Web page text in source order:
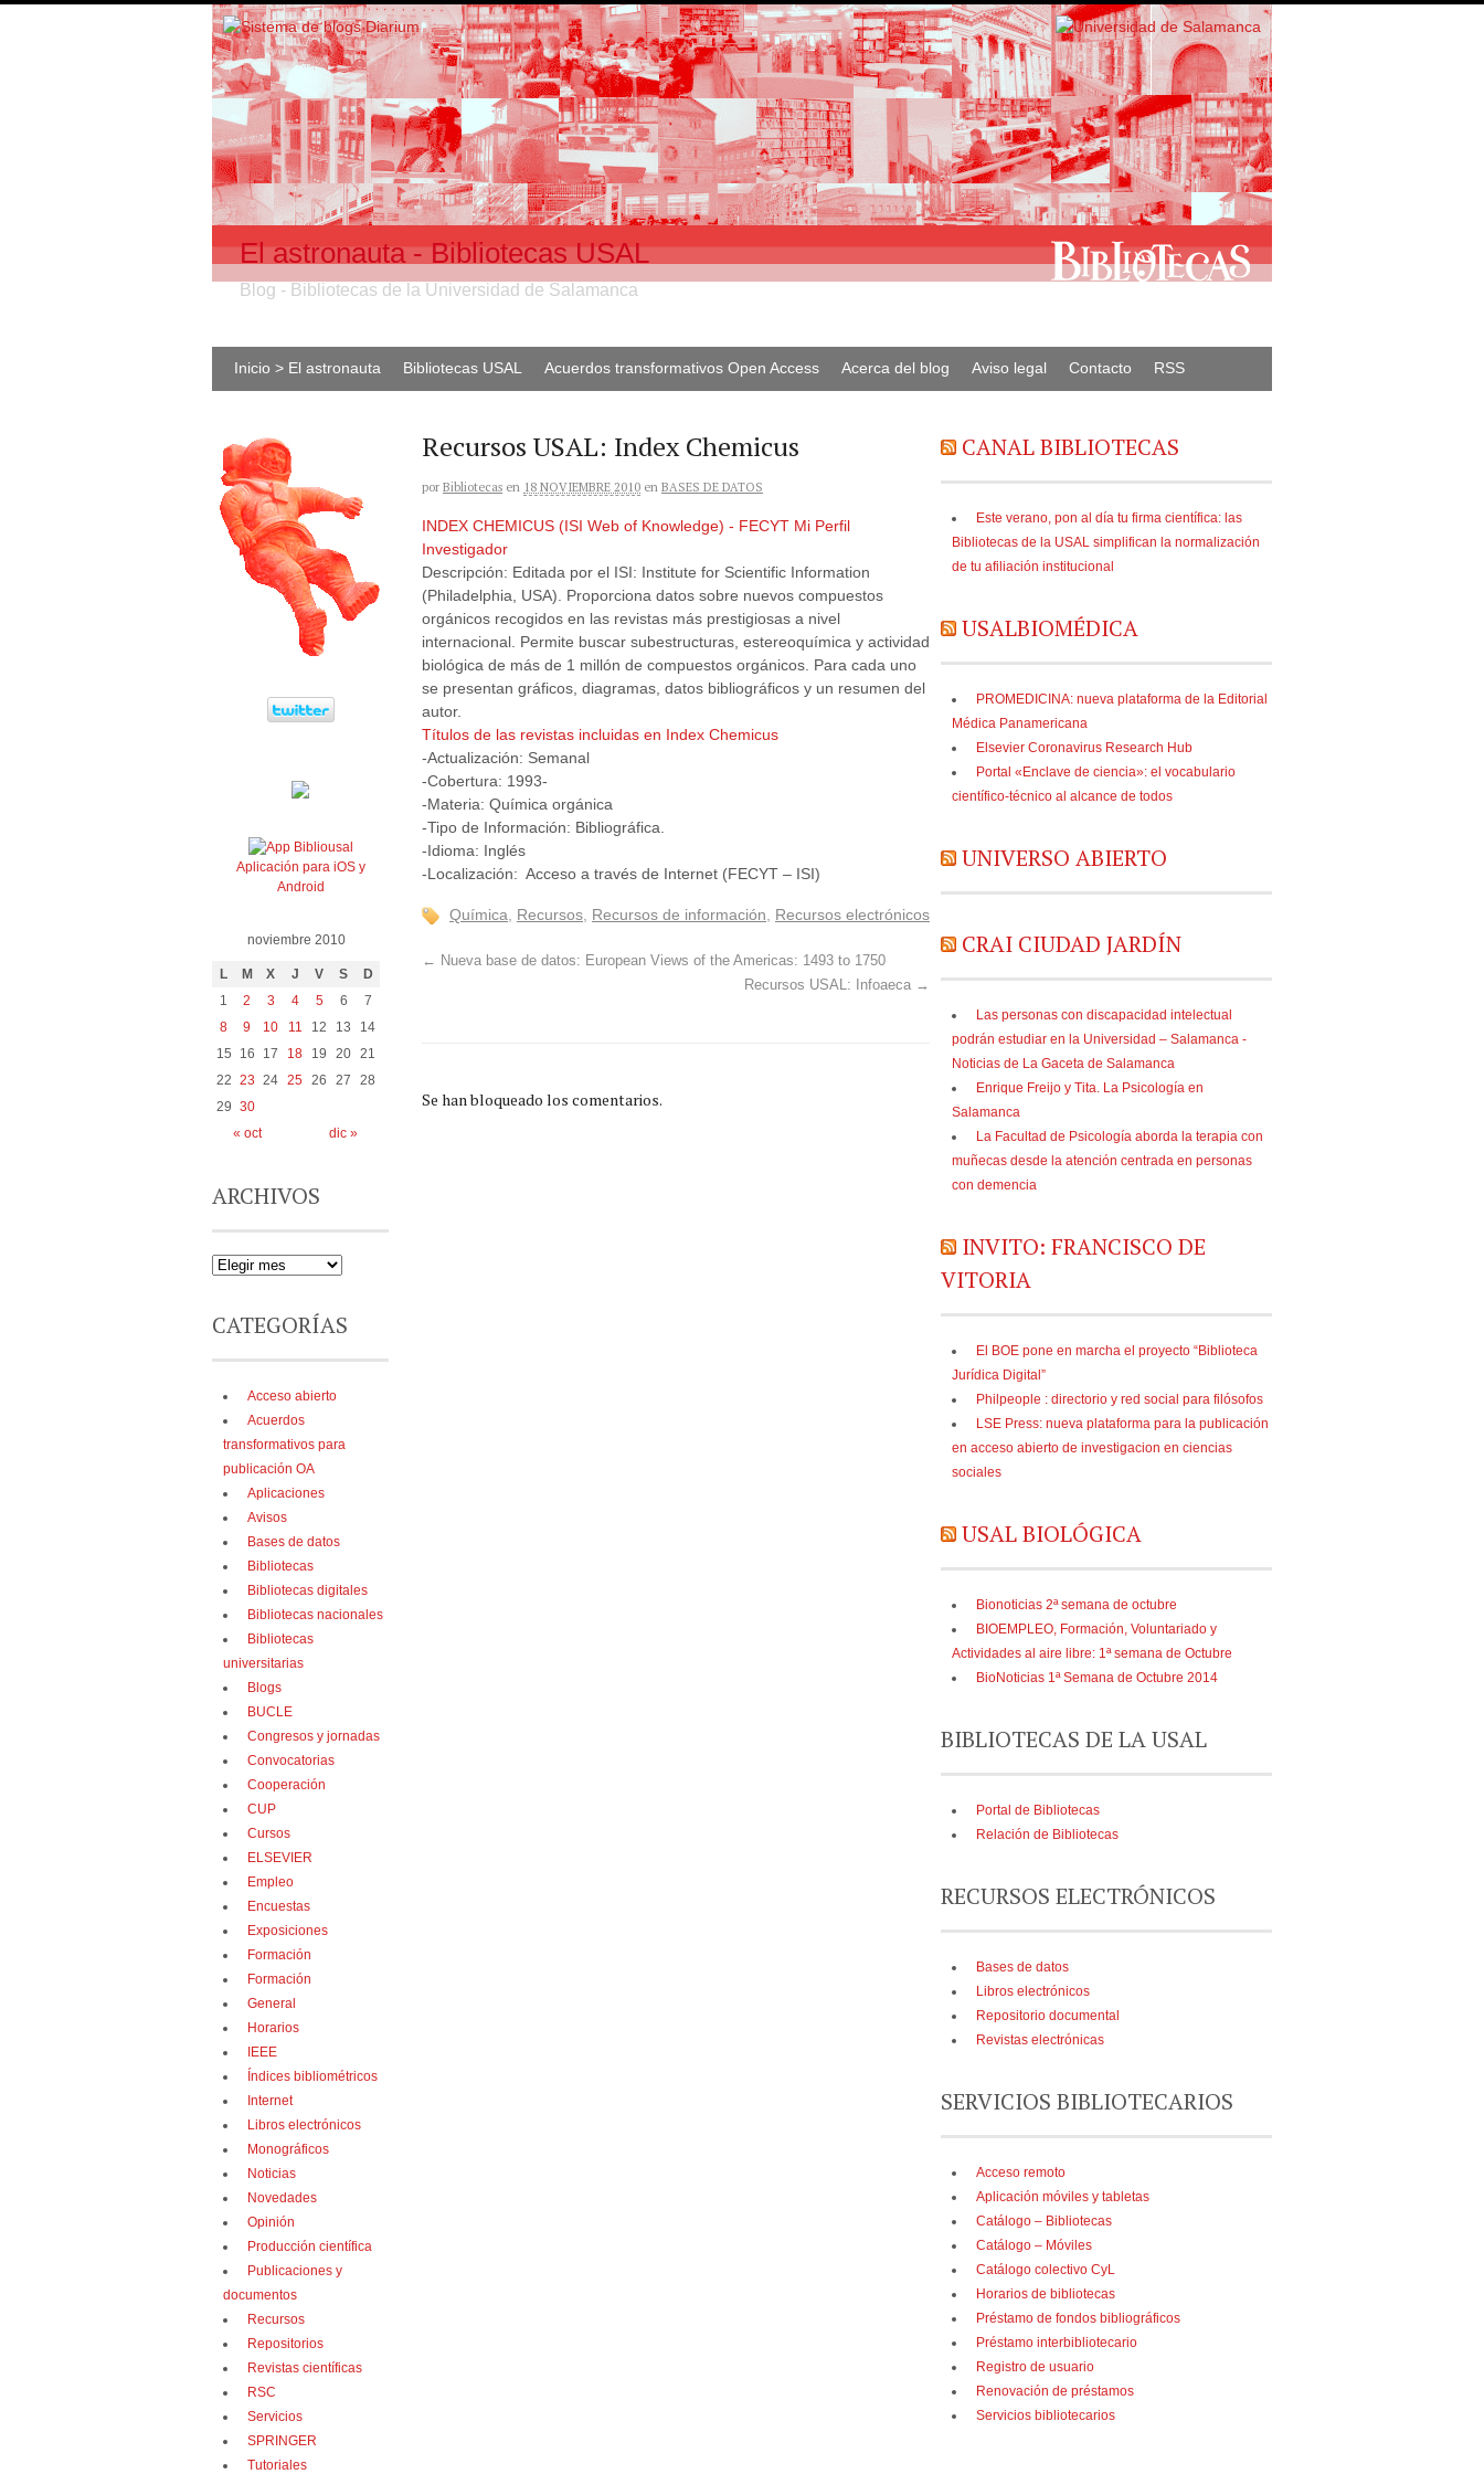
El astronauta - Bibliotecas USAL
Blog - Bibliotecas de la Universidad de Salamanca
Inicio > El astronauta Bibliotecas USAL Acuerdos transformativos Open Access Acerca del blog Aviso legal Contacto RSS
Recursos USAL: Index Chemicus
por Bibliotecas en 18 NOVIEMBRE 2010 en BASES DE DATOS
INDEX CHEMICUS (ISI Web of Knowledge) - FECYT Mi Perfil
Investigador
Descripción: Editada por el ISI: Institute for Scientific Information
(Philadelphia, USA). Proporciona datos sobre nuevos compuestos
orgánicos recogidos en las revistas más prestigiosas a nivel
internacional. Permite buscar subestructuras, estereoquímica y actividad
biológica de más de 1 millón de compuestos orgánicos. Para cada uno
se presentan gráficos, diagramas, datos bibliográficos y un resumen del
autor.
Títulos de las revistas incluidas en Index Chemicus
-Actualización: Semanal
-Cobertura: 1993-
-Materia: Química orgánica
-Tipo de Información: Bibliográfica.
-Idioma: Inglés
-Localización: Acceso a través de Internet (FECYT – ISI)
Química, Recursos, Recursos de información, Recursos electrónicos
← Nueva base de datos: European Views of the Americas: 1493 to 1750
Recursos USAL: Infoaeca →
Se han bloqueado los comentarios.
CANAL BIBLIOTECAS
Este verano, pon al día tu firma científica: las
Bibliotecas de la USAL simplifican la normalización
de tu afiliación institucional
USALBIOMÉDICA
PROMEDICINA: nueva plataforma de la Editorial
Médica Panamericana
Elsevier Coronavirus Research Hub
Portal «Enclave de ciencia»: el vocabulario
científico-técnico al alcance de todos
UNIVERSO ABIERTO
CRAI CIUDAD JARDÍN
Las personas con discapacidad intelectual
podrán estudiar en la Universidad – Salamanca -
Noticias de La Gaceta de Salamanca
Enrique Freijo y Tita. La Psicología en
Salamanca
La Facultad de Psicología aborda la terapia con
muñecas desde la atención centrada en personas
con demencia
INVITO: FRANCISCO DE
VITORIA
El BOE pone en marcha el proyecto “Biblioteca
Jurídica Digital”
Philpeople : directorio y red social para filósofos
LSE Press: nueva plataforma para la publicación
en acceso abierto de investigacion en ciencias
sociales
USAL BIOLÓGICA
Bionoticias 2ª semana de octubre
BIOEMPLEO, Formación, Voluntariado y
Actividades al aire libre: 1ª semana de Octubre
BioNoticias 1ª Semana de Octubre 2014
BIBLIOTECAS DE LA USAL
Portal de Bibliotecas
Relación de Bibliotecas
RECURSOS ELECTRÓNICOS
Bases de datos
Libros electrónicos
Repositorio documental
Revistas electrónicas
SERVICIOS BIBLIOTECARIOS
Acceso remoto
Aplicación móviles y tabletas
Catálogo – Bibliotecas
Catálogo – Móviles
Catálogo colectivo CyL
Horarios de bibliotecas
Préstamo de fondos bibliográficos
Préstamo interbibliotecario
Registro de usuario
Renovación de préstamos
Servicios bibliotecarios
Aplicación para iOS y
Android
noviembre 2010
L M X J V S D
« oct dic »
1 2 3 4 5 6
7
8
9 10 11 12 13
14
15
16 17 18 19 20 21
22 23 24 25 26 27
28
29 30
ARCHIVOS
CATEGORÍAS
Acceso abierto
Acuerdos
transformativos para
publicación OA
Aplicaciones
Avisos
Bases de datos
Bibliotecas
Bibliotecas digitales
Bibliotecas nacionales
Bibliotecas
universitarias
Blogs
BUCLE
Congresos y jornadas
Convocatorias
Cooperación
CUP
Cursos
ELSEVIER
Empleo
Encuestas
Exposiciones
Formación
Formación
General
Horarios
IEEE
Índices bibliométricos
Internet
Libros electrónicos
Monográficos
Noticias
Novedades
Opinión
Producción científica
Publicaciones y
documentos
Recursos
Repositorios
Revistas científicas
RSC
Servicios
SPRINGER
Tutoriales